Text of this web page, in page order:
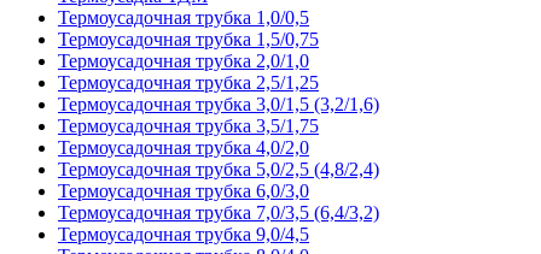
Термоусадочная трубка 1,0/0,5
Термоусадочная трубка 1,5/0,75
Термоусадочная трубка 2,0/1,0
Термоусадочная трубка 2,5/1,25
Термоусадочная трубка 3,0/1,5 (3,2/1,6)
Термоусадочная трубка 3,5/1,75
Термоусадочная трубка 4,0/2,0
Термоусадочная трубка 5,0/2,5 (4,8/2,4)
Термоусадочная трубка 6,0/3,0
Термоусадочная трубка 7,0/3,5 (6,4/3,2)
Термоусадочная трубка 9,0/4,5